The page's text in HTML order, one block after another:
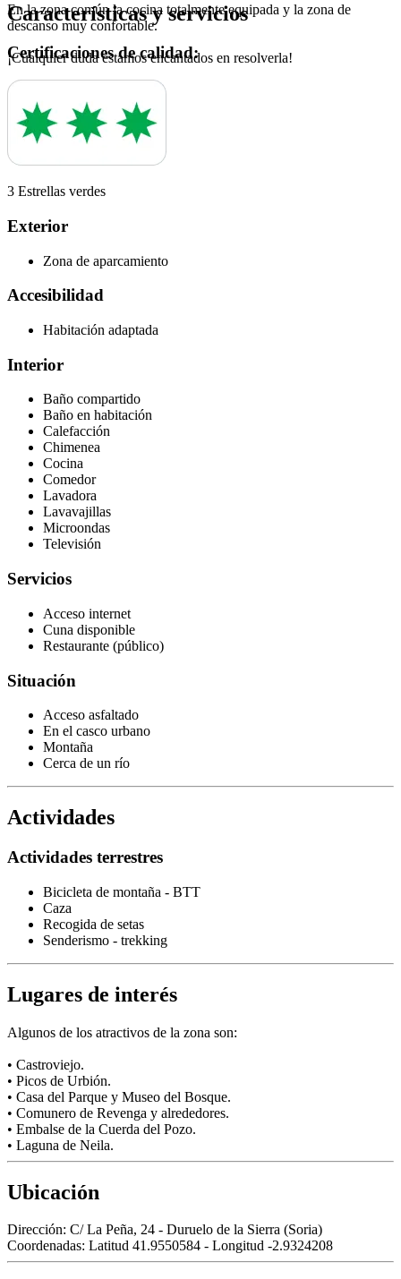
En la zona común la cocina totalmente equipada y la zona de
descanso muy confortable.
¡Cualquier duda estamos encantados en resolverla!
Características y servicios
Certificaciones de calidad:
3 Estrellas verdes
Exterior
Zona de aparcamiento
Accesibilidad
Habitación adaptada
Interior
Baño compartido
Baño en habitación
Calefacción
Chimenea
Cocina
Comedor
Lavadora
Lavavajillas
Microondas
Televisión
Servicios
Acceso internet
Cuna disponible
Restaurante (público)
Situación
Acceso asfaltado
En el casco urbano
Montaña
Cerca de un río
Actividades
Actividades terrestres
Bicicleta de montaña - BTT
Caza
Recogida de setas
Senderismo - trekking
Lugares de interés
Algunos de los atractivos de la zona son:
• Castroviejo.
• Picos de Urbión.
• Casa del Parque y Museo del Bosque.
• Comunero de Revenga y alrededores.
• Embalse de la Cuerda del Pozo.
• Laguna de Neila.
Ubicación
Dirección: C/ La Peña, 24 - Duruelo de la Sierra (Soria)
Coordenadas: Latitud 41.9550584 - Longitud -2.9324208